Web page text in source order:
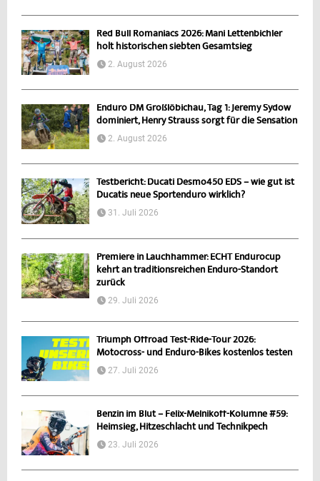
Red Bull Romaniacs 2026: Mani Lettenbichler
holt historischen siebten Gesamtsieg
2. August 2026
Enduro DM Großlöbichau, Tag 1: Jeremy Sydow
dominiert, Henry Strauss sorgt für die Sensation
2. August 2026
Testbericht: Ducati Desmo450 EDS – wie gut ist
Ducatis neue Sportenduro wirklich?
31. Juli 2026
Premiere in Lauchhammer: ECHT Endurocup
kehrt an traditionsreichen Enduro-Standort
zurück
29. Juli 2026
Triumph Offroad Test-Ride-Tour 2026:
Motocross- und Enduro-Bikes kostenlos testen
27. Juli 2026
Benzin im Blut – Felix-Melnikoff-Kolumne #59:
Heimsieg, Hitzeschlacht und Technikpech
23. Juli 2026